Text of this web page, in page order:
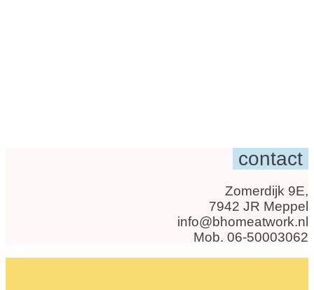
contact
Zomerdijk 9E,
7942 JR Meppel
info@bhomeatwork.nl
Mob. 06-50003062